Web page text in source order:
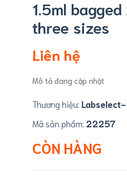
1.5ml
three sizes
Liên hệ
Mô tả đang cập nhật
Thương hiệu:
Mã sản phẩm: 22257
CÒN HÀNG